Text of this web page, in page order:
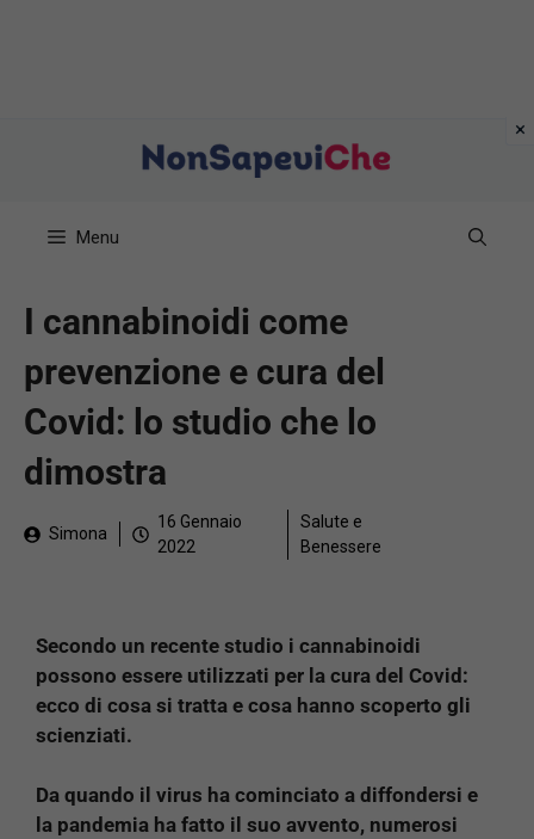
Menu
I cannabinoidi come
prevenzione e cura del
Covid: lo studio che lo
dimostra
Simona
16 Gennaio
2022
Salute e
Benessere
Secondo un recente studio i cannabinoidi
possono essere utilizzati per la cura del Covid:
ecco di cosa si tratta e cosa hanno scoperto gli
scienziati.
Da quando il virus ha cominciato a diffondersi e
la pandemia ha fatto il suo avvento, numerosi